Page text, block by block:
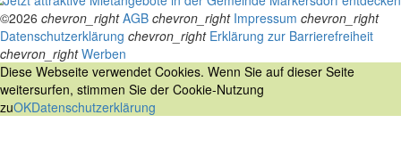
©2026 chevron_right AGB chevron_right Impressum chevron_right
Datenschutzerklärung chevron_right Erklärung zur Barrierefreiheit
chevron_right Werben
Diese Webseite verwendet Cookies. Wenn Sie auf dieser Seite
weitersurfen, stimmen Sie der Cookie-Nutzung
zuOKDatenschutzerklärung